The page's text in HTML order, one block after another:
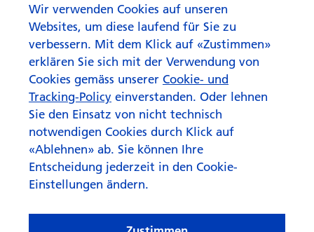
Wir verwenden Cookies auf unseren
Websites, um diese laufend für Sie zu
verbessern. Mit dem Klick auf «Zustimmen»
erklären Sie sich mit der Verwendung von
Cookies gemäss unserer Cookie- und
Tracking-Policy einverstanden. Oder lehnen
Sie den Einsatz von nicht technisch
notwendigen Cookies durch Klick auf
«Ablehnen» ab. Sie können Ihre
Entscheidung jederzeit in den Cookie-
Einstellungen ändern.